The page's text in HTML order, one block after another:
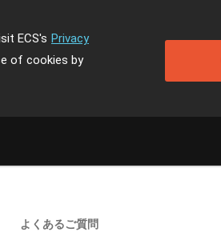
ECS's Privacy
of cookies by
よくあるご質問